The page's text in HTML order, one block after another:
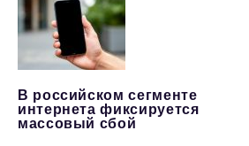
В российском сегменте
интернета фиксируется
массовый сбой